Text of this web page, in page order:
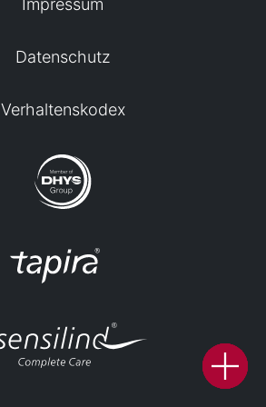
Impressum
Datenschutz
Verhaltenskodex